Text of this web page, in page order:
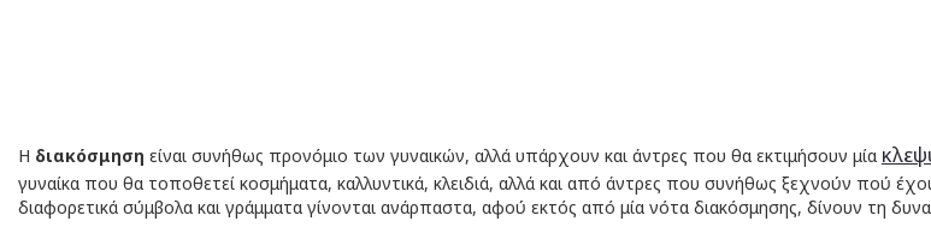
Η διακόσμηση είναι συνήθως προνόμιο των γυναικών, αλλά υπάρχουν και άντρες που θα εκτιμήσουν μία
γυναίκα που θα τοποθετεί κοσμήματα, καλλυντικά, κλειδιά, αλλά και από άντρες που συνήθως ξεχνούν πού
διαφορετικά σύμβολα και γράμματα γίνονται ανάρπαστα, αφού εκτός από μία νότα διακόσμησης, δίνουν τη